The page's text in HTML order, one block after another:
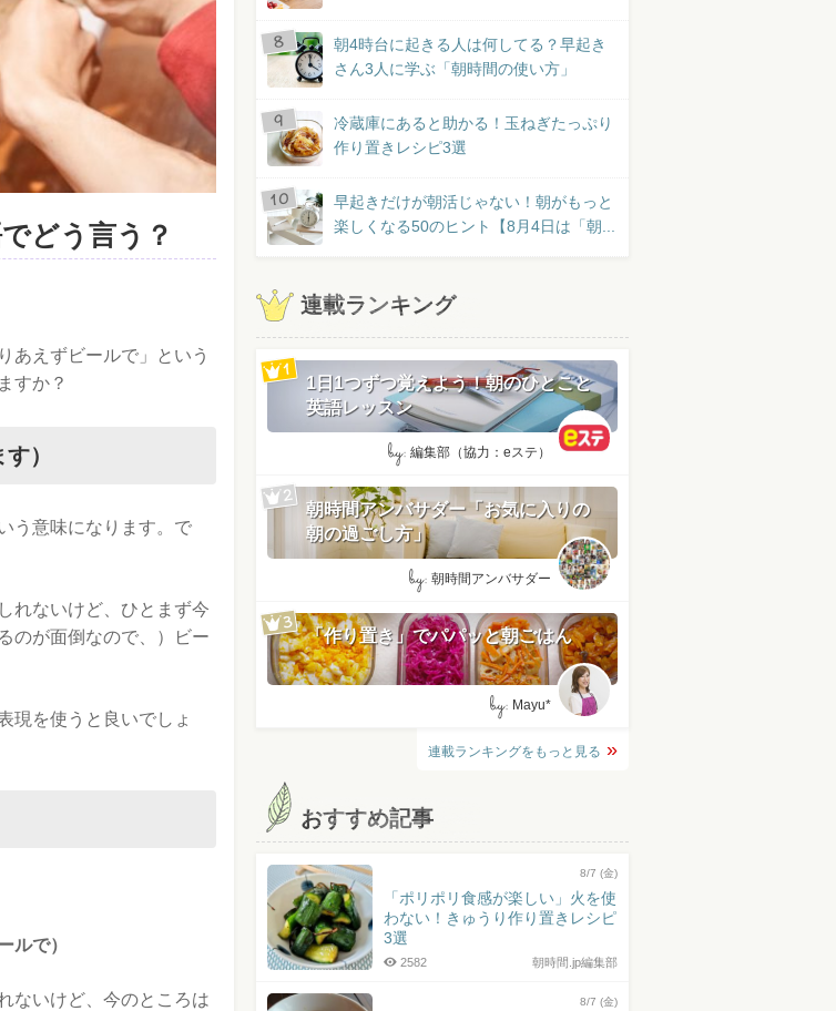
どう言う？
あえずビールで」という
すか？
）
う意味になります。で
れないけど、ひとまず今
のが面倒なので、）ビー
現を使うと良いでしょ
ルで）
ないけど、今のところは
朝4時台に起きる人は何してる？早起き
さん3人に学ぶ「朝時間の使い方」
冷蔵庫にあると助かる！玉ねぎたっぷり
作り置きレシピ3選
早起きだけが朝活じゃない！朝がもっと
楽しくなる50のヒント【8月4日は「朝...
連載ランキング
1日1つずつ覚えよう！朝のひとこと
英語レッスン
by: 編集部（協力：eステ）
朝時間アンバサダー「お気に入りの
朝の過ごし方」
by: 朝時間アンバサダー
「作り置き」でパパッと朝ごはん
by: Mayu*
連載ランキングをもっと見る
おすすめ記事
8/7 (金)
「ポリポリ食感が楽しい」火を使
わない！きゅうり作り置きレシピ
3選
朝時間.jp編集部
2582
8/7 (金)